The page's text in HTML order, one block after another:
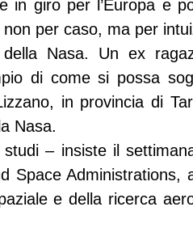
in giro per l’Europa e
non per caso, ma per
Nasa. Un ex
di come si possa
in provincia di
Nasa.
– insiste il
Space Administrations,
e della ricerca